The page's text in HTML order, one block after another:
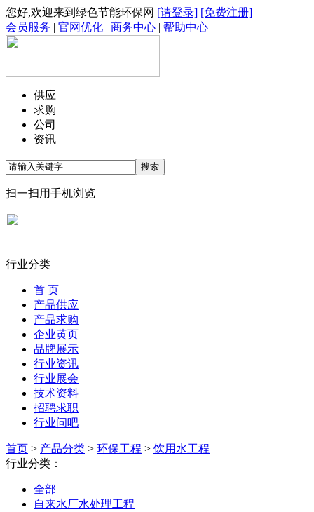
您好,欢迎来到绿色节能环保网 [请登录] [免费注册]
会员服务 | 官网优化 | 商务中心 | 帮助中心
供应|
求购|
公司 |
资讯
扫一扫用手机浏览
行业分类
首 页
产品供应
产品求购
企业黄页
品牌展示
行业资讯
行业展会
技术资料
招聘求职
行业问吧
首页 > 产品分类 > 环保工程 > 饮用水工程
行业分类：
全部
自来水厂水处理工程